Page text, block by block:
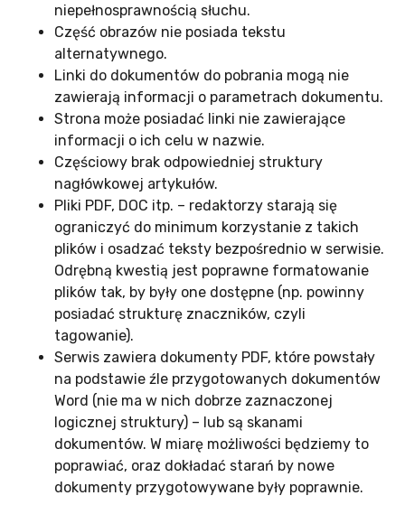
niepełnosprawnością słuchu.
Część obrazów nie posiada tekstu
alternatywnego.
Linki do dokumentów do pobrania mogą nie
zawierają informacji o parametrach dokumentu.
Strona może posiadać linki nie zawierające
informacji o ich celu w nazwie.
Częściowy brak odpowiedniej struktury
nagłówkowej artykułów.
Pliki PDF, DOC itp. – redaktorzy starają się
ograniczyć do minimum korzystanie z takich
plików i osadzać teksty bezpośrednio w serwisie.
Odrębną kwestią jest poprawne formatowanie
plików tak, by były one dostępne (np. powinny
posiadać strukturę znaczników, czyli
tagowanie).
Serwis zawiera dokumenty PDF, które powstały
na podstawie źle przygotowanych dokumentów
Word (nie ma w nich dobrze zaznaczonej
logicznej struktury) – lub są skanami
dokumentów. W miarę możliwości będziemy to
poprawiać, oraz dokładać starań by nowe
dokumenty przygotowywane były poprawnie.